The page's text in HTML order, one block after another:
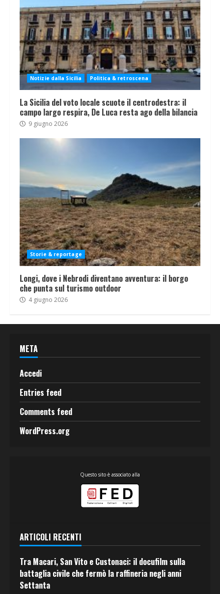
Notizie dalla Sicilia Politica & retroscena
La Sicilia del voto locale scuote il centrodestra: il
campo largo respira, De Luca resta ago della bilancia
9 giugno 2026
Storie & reportage
Longi, dove i Nebrodi diventano avventura: il borgo
che punta sul turismo outdoor
4 giugno 2026
META
Accedi
Entries feed
Comments feed
WordPress.org
Questo sito è associato alla
ARTICOLI RECENTI
Tra Macari, San Vito e Custonaci: il docufilm sulla
battaglia civile che fermò la raffineria negli anni
Settanta